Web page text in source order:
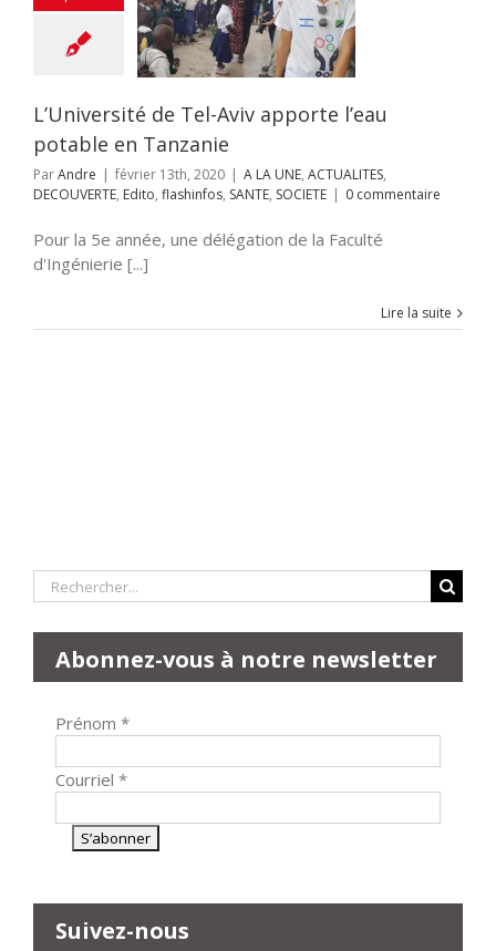
ACTUALITES
L’Université de Tel-Aviv apporte l’eau
potable en Tanzanie
ParAndre | février 13th, 2020 | A LA UNE, ACTUALITES,
DECOUVERTE, Edito, flashinfos, SANTE, SOCIETE | 0 commentaire
Pour la 5e année, une délégation de la Faculté
d'Ingénierie [...]
Lire la suite
Rechercher:
Abonnez-vous à notre newsletter
Prénom *
Courriel *
Suivez-nous